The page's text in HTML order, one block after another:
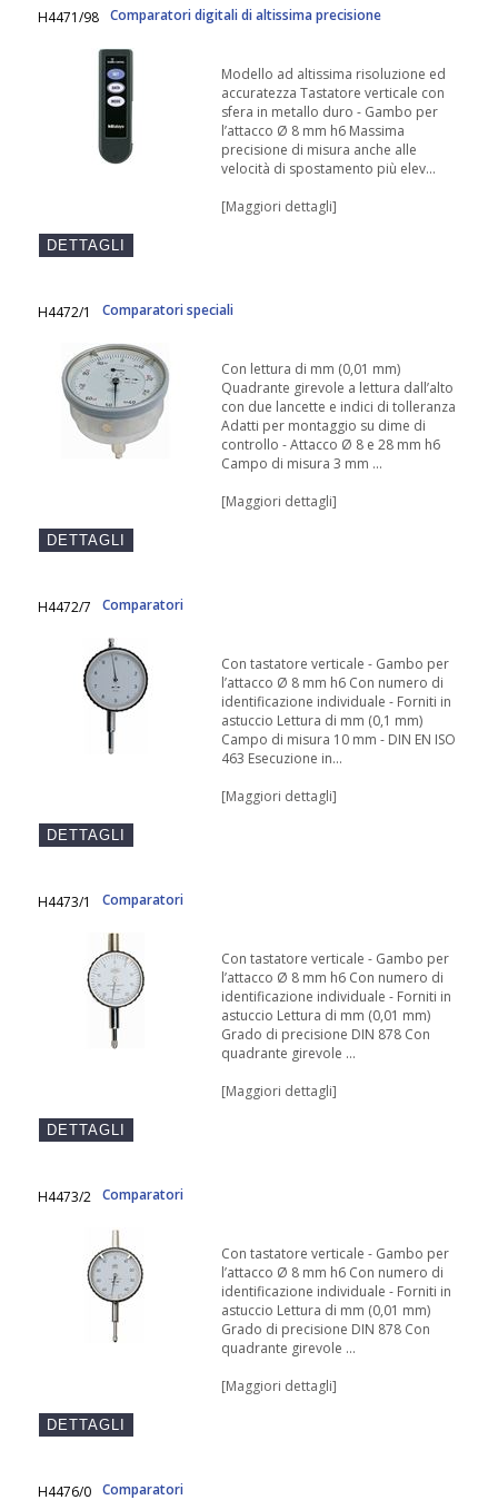
H4471/98 Comparatori digitali di altissima precisione
Modello ad altissima risoluzione ed
accuratezza Tastatore verticale con
sfera in metallo duro - Gambo per
l’attacco Ø 8 mm h6 Massima
precisione di misura anche alle
velocità di spostamento più elev...
[Maggiori dettagli]
H4472/1 Comparatori speciali
Con lettura di mm (0,01 mm)
Quadrante girevole a lettura dall’alto
con due lancette e indici di tolleranza
Adatti per montaggio su dime di
controllo - Attacco Ø 8 e 28 mm h6
Campo di misura 3 mm ...
[Maggiori dettagli]
H4472/7 Comparatori
Con tastatore verticale - Gambo per
l’attacco Ø 8 mm h6 Con numero di
identificazione individuale - Forniti in
astuccio Lettura di mm (0,1 mm)
Campo di misura 10 mm - DIN EN ISO
463 Esecuzione in...
[Maggiori dettagli]
H4473/1 Comparatori
Con tastatore verticale - Gambo per
l’attacco Ø 8 mm h6 Con numero di
identificazione individuale - Forniti in
astuccio Lettura di mm (0,01 mm)
Grado di precisione DIN 878 Con
quadrante girevole ...
[Maggiori dettagli]
H4473/2 Comparatori
Con tastatore verticale - Gambo per
l’attacco Ø 8 mm h6 Con numero di
identificazione individuale - Forniti in
astuccio Lettura di mm (0,01 mm)
Grado di precisione DIN 878 Con
quadrante girevole ...
[Maggiori dettagli]
H4476/0 Comparatori